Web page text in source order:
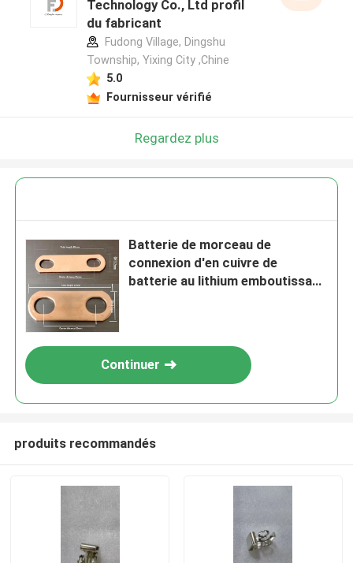
Technology Co., Ltd profil
du fabricant
Fudong Village, Dingshu
Township, Yixing City ,Chine
5.0
Fournisseur vérifié
Regardez plus
Batterie de morceau de
connexion d'en cuivre de
batterie au lithium emboutissant
Continuer
produits recommandés